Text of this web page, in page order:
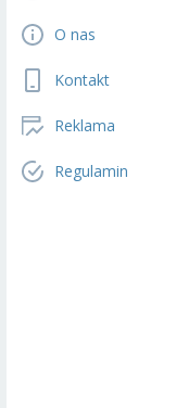
O nas
Kontakt
Reklama
Regulamin